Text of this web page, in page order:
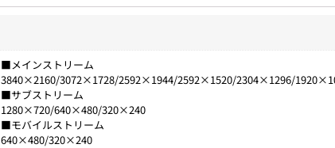
■メインストリーム
3840×2160/3072×1728/2592×1944/2592×1520/2304×1296/
■サブストリーム
1280×720/640×480/320×240
■モバイルストリーム
640×480/320×240